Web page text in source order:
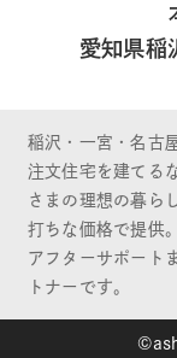
愛知県稲
稲沢・一宮・名古
注文住宅を建てる
さまの理想の暮ら
打ちな価格で提供
アフターサポート
トナーです。